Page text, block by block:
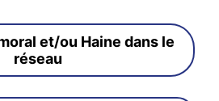
et/ou Haine dans le
réseau